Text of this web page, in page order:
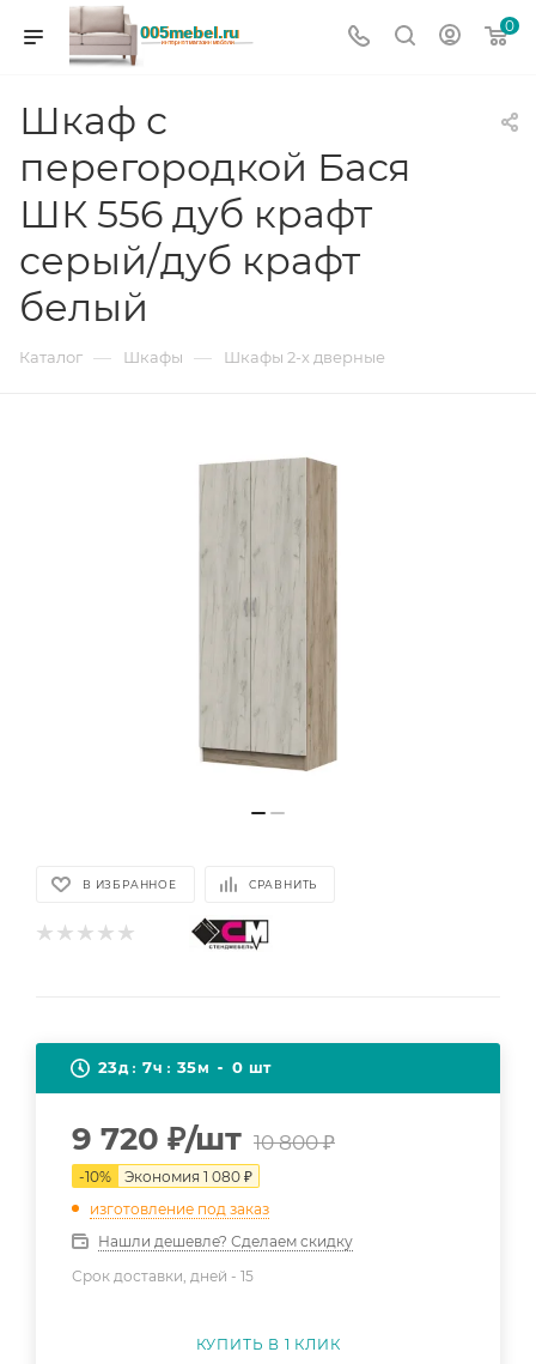
0
Шкаф с
перегородкой Бася
ШК 556 дуб крафт
серый/дуб крафт
белый
Каталог — Шкафы — Шкафы 2-х дверные
В ИЗБРАННОЕ СРАВНИТЬ
23д 7ч 35м 0 шт
9 720 ₽/шт 10 800₽
-10% Экономия 1 080 ₽
изготовление под заказ
Нашли дешевле? Сделаем скидку
Срок доставки, дней - 15
КУПИТЬ В 1 КЛИК